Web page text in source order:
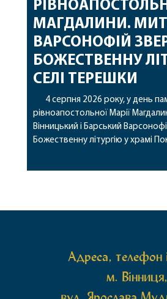
МАГДАЛИНИ.
ВАРСОНОФІЙ
БОЖЕСТВЕННУ
СЕЛІ ТЕРЕШКИ
4 серпня 2026 року, у день
рівноапостольної Марії
Вінницький і Барський
Божественну літургію у храмі
Богородиці села Терешки
Адреса, телефон
м. Вінниця,